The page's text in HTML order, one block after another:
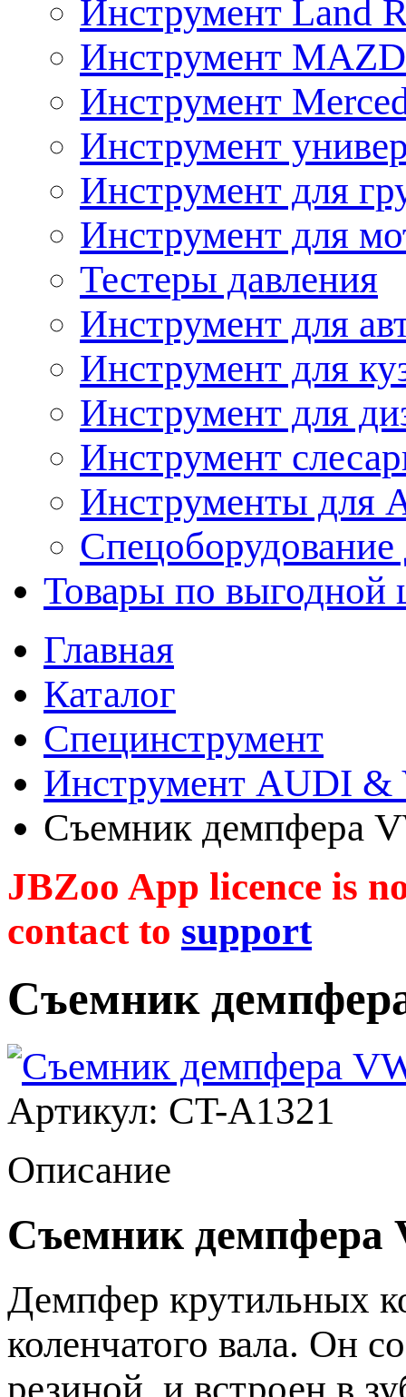
Инструмент Land
Инструмент
Инструмент
Инструмент
Инструмент для
Инструмент для
Тестеры давления
Инструмент для
Инструмент для
Инструмент для
Инструмент
Инструменты
Спецоборудование
Товары по выгодной
Главная
Каталог
Специнструмент
Инструмент AUDI &
Съемник демпфера
JBZoo App licence is
contact to support
Съемник
Артикул: CT-A1321
Описание
Съемник демпфера
Демпфер крутильных
коленчатого вала. Он